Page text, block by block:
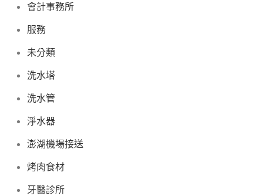
會計事務所
服務
未分類
洗水塔
洗水管
淨水器
澎湖機場接送
烤肉食材
牙醫診所